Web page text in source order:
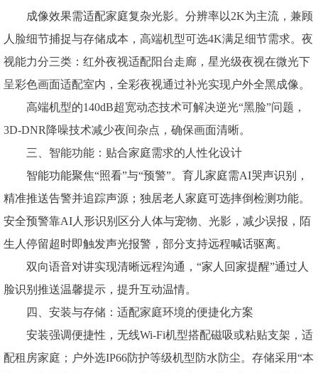
成像效果需适配家庭复杂光影。分辨率以2K为主流，兼顾
人脸细节捕捉与存储成本，高端机型可选4K满足细节需求。夜
视能力分三类：红外夜视适配阳台走廊，星光级夜视在微光下
呈彩色画面适配室内，全彩夜视通过补光实现户外全黑成像。
高端机型的140dB超宽动态技术可解决逆光“黑脸”问题，
3D-DNR降噪技术减少夜间杂点，确保画面清晰。
三、智能功能：贴合家庭需求的人性化设计
智能功能聚焦“照看”与“预警”。育儿家庭需AI哭声识别，
精准推送告警并追踪声源；独居老人家庭可选摔倒检测功能。
安全预警靠AI人形识别区分人体与宠物、光影，减少误报，陌
生人停留超时即触发声光报警，部分支持远程喊话驱离。
双向语音对讲实现清晰远程沟通，“家人回家提醒”通过人
脸识别推送温馨提示，提升互动温情。
四、安装与存储：适配家庭环境的便捷化方案
安装强调便捷性，无线Wi-Fi机型搭配磁吸或粘贴支架，适
配租房家庭；户外选IP66防护等级机型防水防尘。存储采用“本